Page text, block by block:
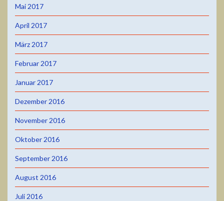
Mai 2017
April 2017
März 2017
Februar 2017
Januar 2017
Dezember 2016
November 2016
Oktober 2016
September 2016
August 2016
Juli 2016